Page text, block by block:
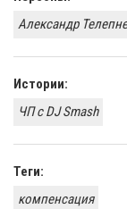
Александр
Истории:
ЧП с DJ Smash
Теги:
компенсация